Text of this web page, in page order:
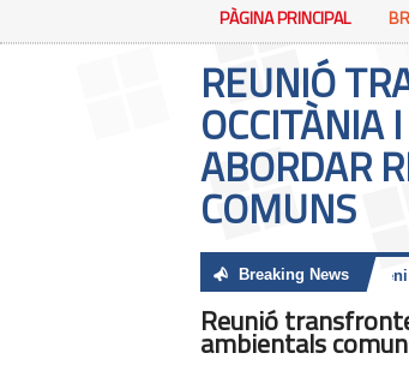
PÀGINA PRINCIPAL
REUNIÓ
OCCITÀNIA
ABORDAR
COMUNS
Breaking News
Reunió
ambientals